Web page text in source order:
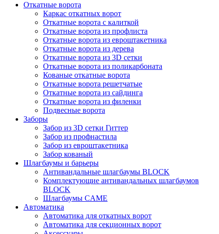
Откатные ворота
Каркас откатных ворот
Откатные ворота с калиткой
Откатные ворота из профлиста
Откатные ворота из евроштакетника
Откатные ворота из дерева
Откатные ворота из 3D сетки
Откатные ворота из поликарбоната
Кованые откатные ворота
Откатные ворота решетчатые
Откатные ворота из сайдинга
Откатные ворота из филенки
Подвесные ворота
Заборы
Забор из 3D сетки Гиттер
Забор из профнастила
Забор из евроштакетника
Забор кованый
Шлагбаумы и барьеры
Антивандальные шлагбаумы BLOCK
Комплектующие антивандальных шлагбаумов
BLOCK
Шлагбаумы CAME
Автоматика
Автоматика для откатных ворот
Автоматика для секционных ворот